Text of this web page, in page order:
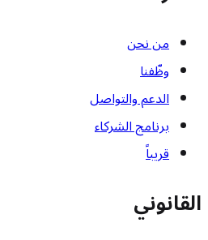
من نحن
وظّفنا
الدعم والتواصل
برنامج الشركاء
قريباً
القانوني